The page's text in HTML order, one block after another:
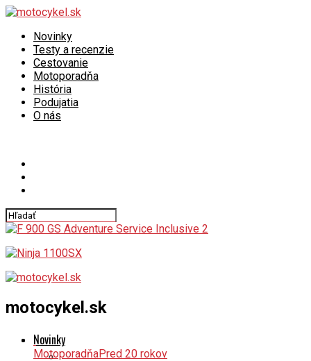
Novinky
Testy a recenzie
Cestovanie
Motoporadňa
História
Podujatia
O nás
motocykel.sk
Novinky
MotoporadňaPred 20 rokov